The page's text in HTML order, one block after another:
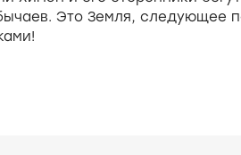
Это Земля, следующее